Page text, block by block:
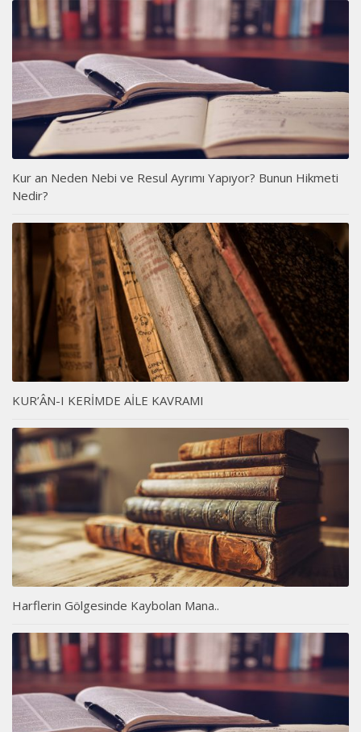
Kur an Neden Nebi ve Resul Ayrımı Yapıyor? Bunun Hikmeti
Nedir?
KUR’ÂN-I KERİMDE AİLE KAVRAMI
Harflerin Gölgesinde Kaybolan Mana..